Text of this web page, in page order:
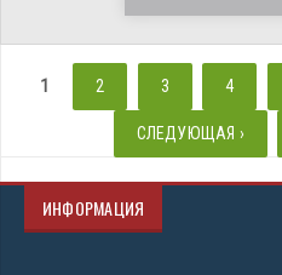
СТРАНИЦЫ
1 2 3 4
СЛЕДУЮЩАЯ ›
ИНФОРМАЦИЯ